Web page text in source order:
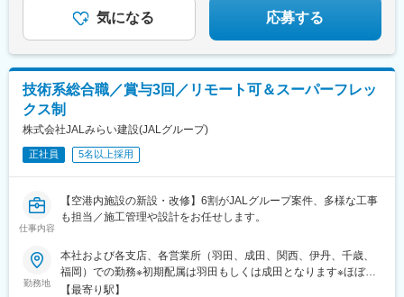
気になる 応募する
技術系総合職／賞与3回／リモート可＆スーパーフレッ
クス制
株式会社JALみらい建設(JALグループ)
正社員 5名以上採用
仕事内容
【空港内施設の新設・改修】6割がJALグループ案件、多様な工事
も担当／施工管理や設計をお任せします。
勤務地
本社および各支店、各営業所（羽田、成田、関西、伊丹、千歳、
福岡）での勤務※初期配属は羽田もしくは成田となります※ほぼす
べて空港内施設での勤務です※工事グループの施工管理は、各営業
【最寄り駅】